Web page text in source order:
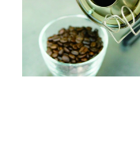
EVENT & SEMINAR
イベント
コーヒーセミナ
ニュース